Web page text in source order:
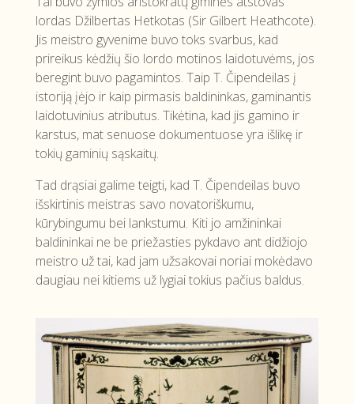
lordas Džilbertas Hetkotas (Sir Gilbert Heathcote).
Jis meistro gyvenime buvo toks svarbus, kad
prireikus kėdžių šio lordo motinos laidotuvėms, jos
beregint buvo pagamintos. Taip T. Čipendeilas į
istoriją įėjo ir kaip pirmasis baldininkas, gaminantis
laidotuvinius atributus. Tikėtina, kad jis gamino ir
karstus, mat senuose dokumentuose yra išlikę ir
tokių gaminių sąskaitų.
Tad drąsiai galime teigti, kad T. Čipendeilas buvo
išskirtinis meistras savo novatoriškumu,
kūrybingumu bei lankstumu. Kiti jo amžininkai
baldininkai ne be priežasties pykdavo ant didžiojo
meistro už tai, kad jam užsakovai noriai mokėdavo
daugiau nei kitiems už lygiai tokius pačius baldus.